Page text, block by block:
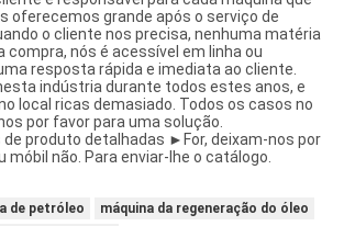
oferecemos grande após o serviço de
o cliente nos precisa, nenhuma matéria
compra, nós é acessível em linha ou
resposta rápida e imediata ao cliente.
indústria durante todos estes anos, e
local ricas demasiado. Todos os casos no
por favor para uma solução.
produto detalhadas ►For, deixam-nos por
móbil não. Para enviar-lhe o catálogo.
de petróleo
máquina da regeneração do óleo